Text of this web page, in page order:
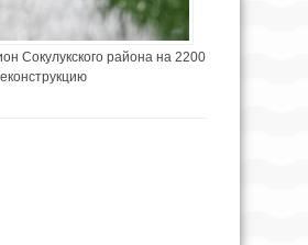
Сокулукского района на 2200